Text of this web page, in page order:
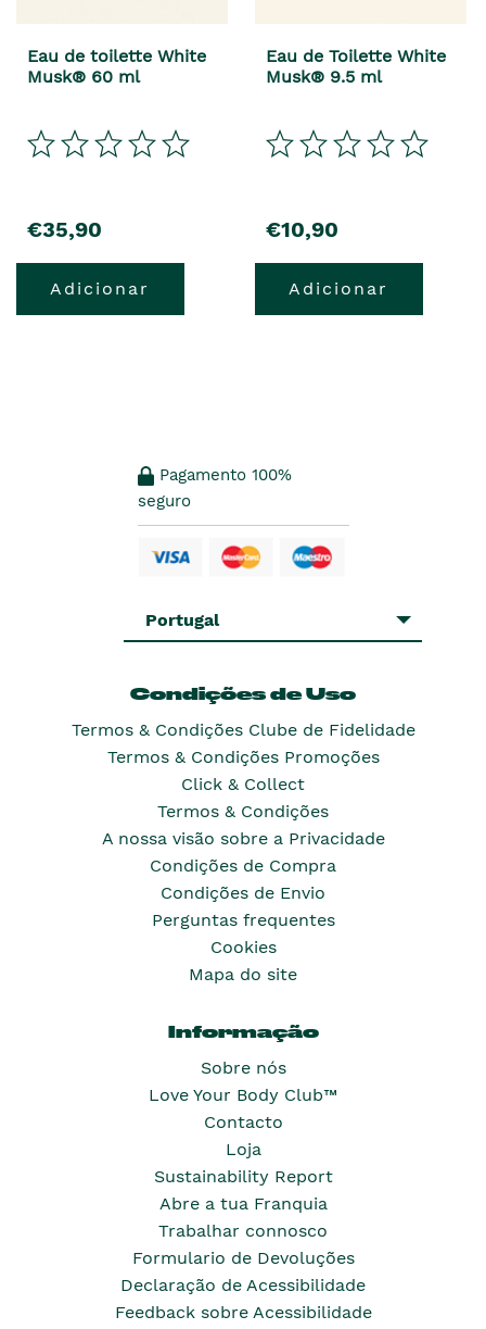
Eau de toilette White
Musk® 60 ml
€35,90
Adicionar
Eau de Toilette White
Musk® 9.5 ml
€10,90
Adicionar
Pagamento 100%
seguro
Portugal
Condições de Uso
Termos & Condições Clube de Fidelidade
Termos & Condições Promoções
Click & Collect
Termos & Condições
A nossa visão sobre a Privacidade
Condições de Compra
Condições de Envio
Perguntas frequentes
Cookies
Mapa do site
Informação
Sobre nós
Love Your Body Club™
Contacto
Loja
Sustainability Report
Abre a tua Franquia
Trabalhar connosco
Formulario de Devoluções
Declaração de Acessibilidade
Feedback sobre Acessibilidade